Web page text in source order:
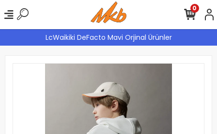
LcWaikiki DeFacto Mavi Orjinal Ürünler
0